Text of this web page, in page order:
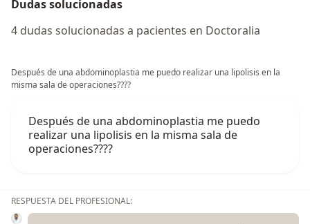
Dudas solucionadas
4 dudas solucionadas a pacientes en Doctoralia
Después de una abdominoplastia me puedo realizar una lipolisis en la
misma sala de operaciones????
Después de una abdominoplastia me puedo
realizar una lipolisis en la misma sala de
operaciones????
RESPUESTA DEL PROFESIONAL: